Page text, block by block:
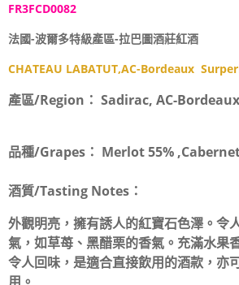
FR3FCD0082
法國-波爾多特級產區-拉巴圖酒莊紅酒
CHATEAU LABATUT,AC-Bordeaux
產區/Region： Sadirac, AC-
品種/Grapes： Merlot 55%
酒質/Tasting Notes：
外觀明亮，擁有誘人的紅寶石色澤。令
氣，如草苺、黑醋栗的香氣。充滿水果
令人回味，是適合直接飲用的酒款，亦